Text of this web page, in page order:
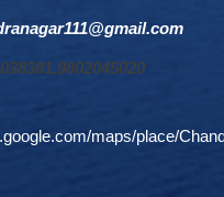
maps/place/